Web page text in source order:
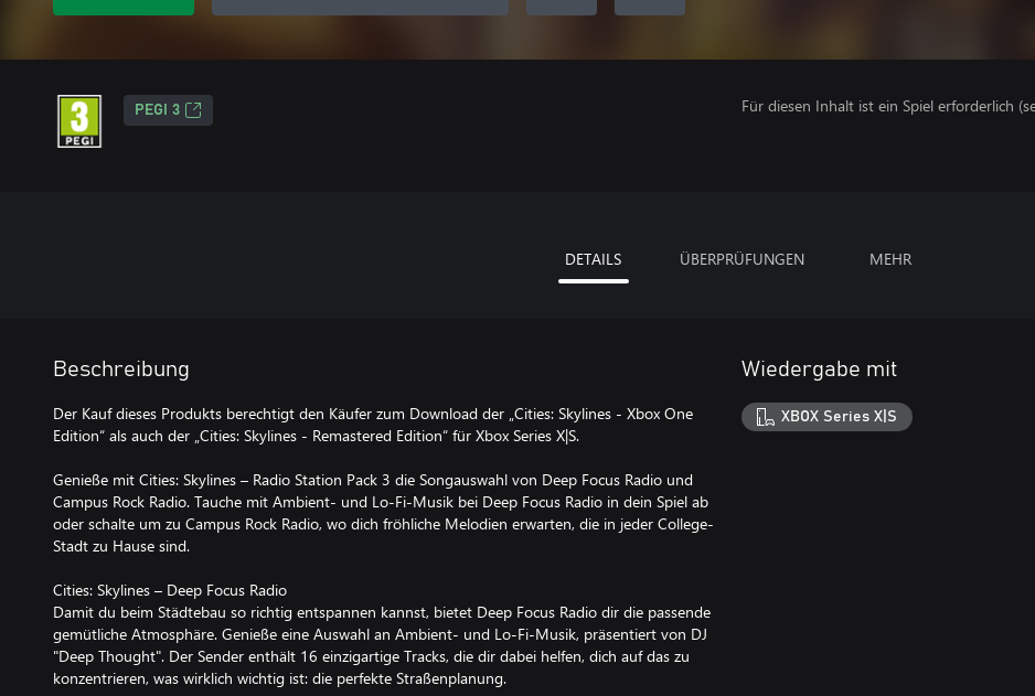
PEGI 3 Für diesen Inhalt ist ein Spiel erforderlich
DETAILS ÜBERPRÜFUNGEN MEHR
Beschreibung
Der Kauf dieses Produkts berechtigt den Käufer zum Download der „Cities: Skylines - Xbox One
Edition“ als auch der „Cities: Skylines - Remastered Edition“ für Xbox Series X|S.
Genieße mit Cities: Skylines – Radio Station Pack 3 die Songauswahl von Deep Focus Radio und
Campus Rock Radio. Tauche mit Ambient- und Lo-Fi-Musik bei Deep Focus Radio in dein Spiel ab
oder schalte um zu Campus Rock Radio, wo dich fröhliche Melodien erwarten, die in jeder College-
Stadt zu Hause sind.
Cities: Skylines – Deep Focus Radio
Damit du beim Städtebau so richtig entspannen kannst, bietet Deep Focus Radio dir die passende
gemütliche Atmosphäre. Genieße eine Auswahl an Ambient- und Lo-Fi-Musik, präsentiert von DJ
"Deep Thought". Der Sender enthält 16 einzigartige Tracks, die dir dabei helfen, dich auf das zu
konzentrieren, was wirklich wichtig ist: die perfekte Straßenplanung.
Wiedergabe mit
XBOX Series X|S